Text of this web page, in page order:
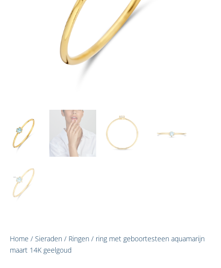
Home / Sieraden / Ringen / ring met geboortesteen aquamarijn
maart 14K geelgoud